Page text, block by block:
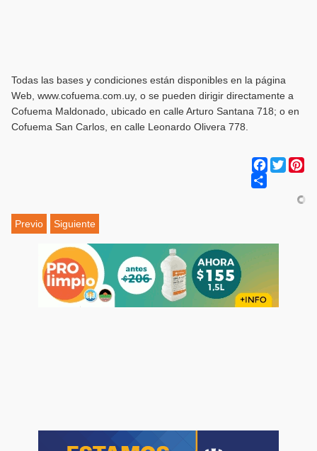
Todas las bases y condiciones están disponibles en la página
Web, www.cofuema.com.uy, o se pueden dirigir directamente a
Cofuema Maldonado, ubicado en calle Arturo Santana 718; o en
Cofuema San Carlos, en calle Leonardo Olivera 778.
Facebook
Twitter
Previo Siguiente